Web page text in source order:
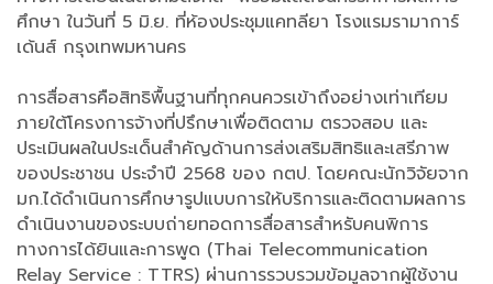
ศึกษา ในวันที่ 5 มิ.ย. ที่ห้องประชุมแคทลียา โรงแรมรามาการ์
เด้นส์ กรุงเทพมหานคร
​การสื่อสารคือสิทธิพื้นฐานที่ทุกคนควรเข้าถึงอย่างเท่าเทียม
ภายใต้โครงการจ้างที่ปรึกษาเพื่อติดตาม ตรวจสอบ และ
ประเมินผลในประเด็นสำคัญด้านการส่งเสริมสิทธิและเสรีภาพ
ของประชาชน ประจำปี 2568 ของ กตป. โดยคณะนักวิจัยจาก
มก.ได้ดำเนินการศึกษารูปแบบการให้บริการและติดตามผลการ
ดำเนินงานของระบบถ่ายทอดการสื่อสารสำหรับคนพิการ
ทางการได้ยินและการพูด (Thai Telecommunication
Relay Service : TTRS) ผ่านการรวบรวมข้อมูลจากผู้ใช้งาน